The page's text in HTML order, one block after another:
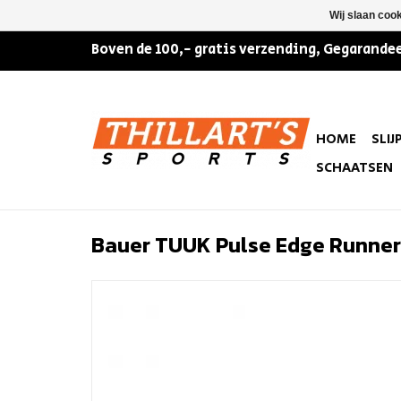
Boven de 100,- gratis verzending,
HOME
SCHAATSEN
Bauer TUUK Pulse Edge Runner
Wij slaan